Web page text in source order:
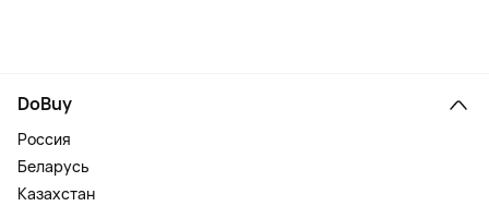
DoBuy
Россия
Беларусь
Казахстан